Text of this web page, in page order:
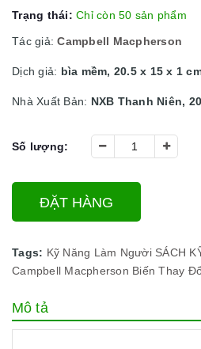
Trạng thái: Chỉ còn 50 sản phẩm
Tác giả:Campbell Macpherson
Dịch giả: bìa mềm, 20.5 x 15 x 1
Nhà Xuất Bản: NXB Thanh Niên,
Số lượng:
ĐẶT HÀNG
Tags: Kỹ Năng Làm Người SÁCH
Campbell Macpherson Biến Thay
Mô tả